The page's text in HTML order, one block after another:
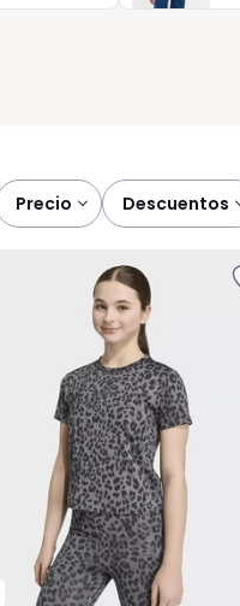
precio descuentos